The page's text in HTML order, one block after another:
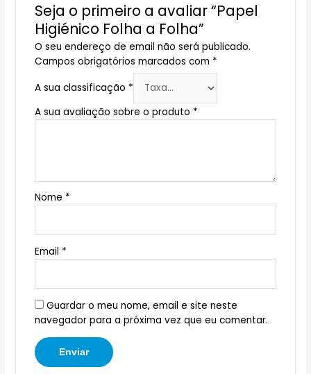
Seja o primeiro a avaliar “Papel
Higiénico Folha a Folha”
O seu endereço de email não será publicado.
Campos obrigatórios marcados com *
A sua classificação *
A sua avaliação sobre o produto *
Nome *
Email *
Guardar o meu nome, email e site neste
navegador para a próxima vez que eu comentar.